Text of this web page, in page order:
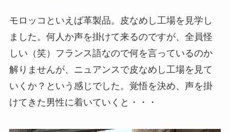
モロッコといえば革製品。皮なめし工場を見学し
ました。何人か声を掛けて来るのですが、全員怪
しい（笑）フランス語なので何を言っているのか
解りませんが、ニュアンスで皮なめし工場を見て
いくか？という感じでした。覚悟を決め、声を掛
けてきた男性に着いていくと・・・